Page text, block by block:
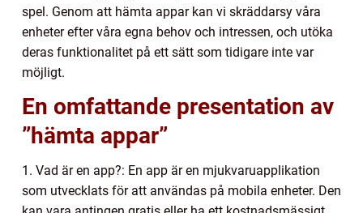
spel. Genom att hämta appar kan vi skräddarsy våra
enheter efter våra egna behov och intressen, och utöka
deras funktionalitet på ett sätt som tidigare inte var
möjligt.
En omfattande presentation av
”hämta appar”
1. Vad är en app?: En app är en mjukvaruapplikation
som utvecklats för att användas på mobila enheter. Den